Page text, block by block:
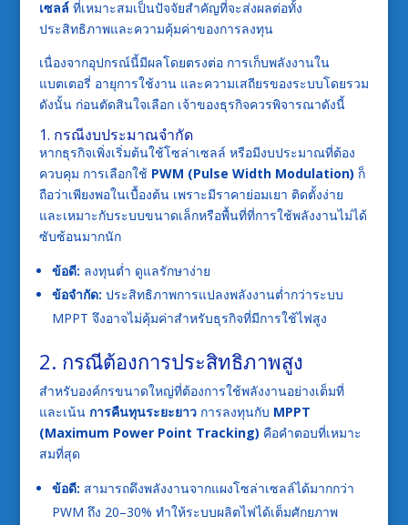
เซลล์ที่เหมาะสมเป็นปัจจัยสำคัญที่จะส่งผลต่อทั้ง
ประสิทธิภาพและความคุ้มค่าของการลงทุน
เนื่องจากอุปกรณ์นี้มีผลโดยตรงต่อ การเก็บพลังงานใน
แบตเตอรี่ อายุการใช้งาน และความเสถียรของระบบโดยรวม
ดังนั้น ก่อนตัดสินใจเลือก เจ้าของธุรกิจควรพิจารณาดังนี้
1. กรณีงบประมาณจำกัด
หากธุรกิจเพิ่งเริ่มต้นใช้โซล่าเซลล์ หรือมีงบประมาณที่ต้อง
ควบคุม การเลือกใช้ PWM (Pulse Width Modulation) ก็
ถือว่าเพียงพอในเบื้องต้น เพราะมีราคาย่อมเยา ติดตั้งง่าย
และเหมาะกับระบบขนาดเล็กหรือพื้นที่ที่การใช้พลังงานไม่ได้
ซับซ้อนมากนัก
ข้อดี: ลงทุนต่ำ ดูแลรักษาง่าย
ข้อจำกัด: ประสิทธิภาพการแปลงพลังงานต่ำกว่าระบบ
MPPT จึงอาจไม่คุ้มค่าสำหรับธุรกิจที่มีการใช้ไฟสูง
2. กรณีต้องการประสิทธิภาพสูง
สำหรับองค์กรขนาดใหญ่ที่ต้องการใช้พลังงานอย่างเต็มที่
และเน้น การคืนทุนระยะยาวการลงทุนกับ MPPT
(Maximum Power Point Tracking) คือคำตอบที่เหมาะ
สมที่สุด
ข้อดี: สามารถดึงพลังงานจากแผงโซล่าเซลล์ได้มากกว่า
PWM ถึง 20–30% ทำให้ระบบผลิตไฟได้เต็มศักยภาพ